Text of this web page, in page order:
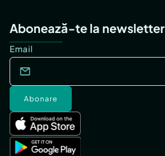
Abonează-te la newsletter
Email
Abonare